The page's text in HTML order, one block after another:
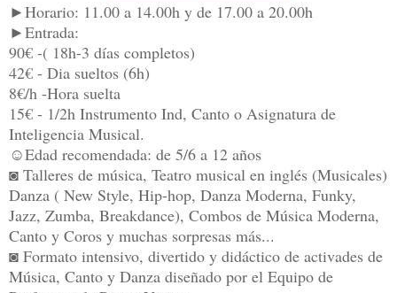
►Horario: 11.00 a 14.00h y de 17.00 a 20.00h
►Entrada:
90€ -( 18h-3 días completos)
42€ - Dia sueltos (6h)
8€/h -Hora suelta
15€ - 1/2h Instrumento Ind, Canto o Asignatura de
Inteligencia Musical.
☺Edad recomendada: de 5/6 a 12 años
◙ Talleres de música, Teatro musical en inglés (Musicales)
Danza ( New Style, Hip-hop, Danza Moderna, Funky,
Jazz, Zumba, Breakdance), Combos de Música Moderna,
Canto y Coros y muchas sorpresas más...
◙ Formato intensivo, divertido y didáctico de activades de
Música, Canto y Danza diseñado por el Equipo de